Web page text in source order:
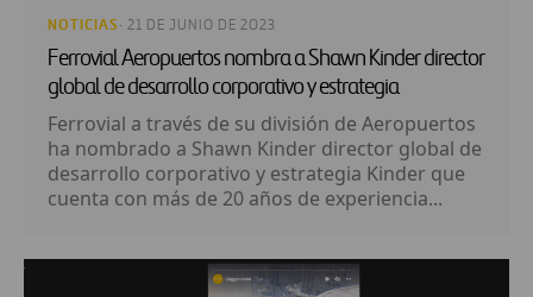
NOTICIAS · 21 DE JUNIO DE 2023
Ferrovial Aeropuertos nombra a Shawn Kinder director
global de desarrollo corporativo y estrategia
Ferrovial a través de su división de Aeropuertos
ha nombrado a Shawn Kinder director global de
desarrollo corporativo y estrategia Kinder que
cuenta con más de 20 años de experiencia...